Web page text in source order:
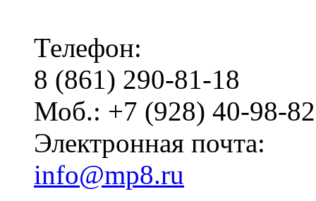
Телефон:
8 (861) 290-81-18
Моб.: +7 (928) 40-98-
Электронная почта:
info@mp8.ru